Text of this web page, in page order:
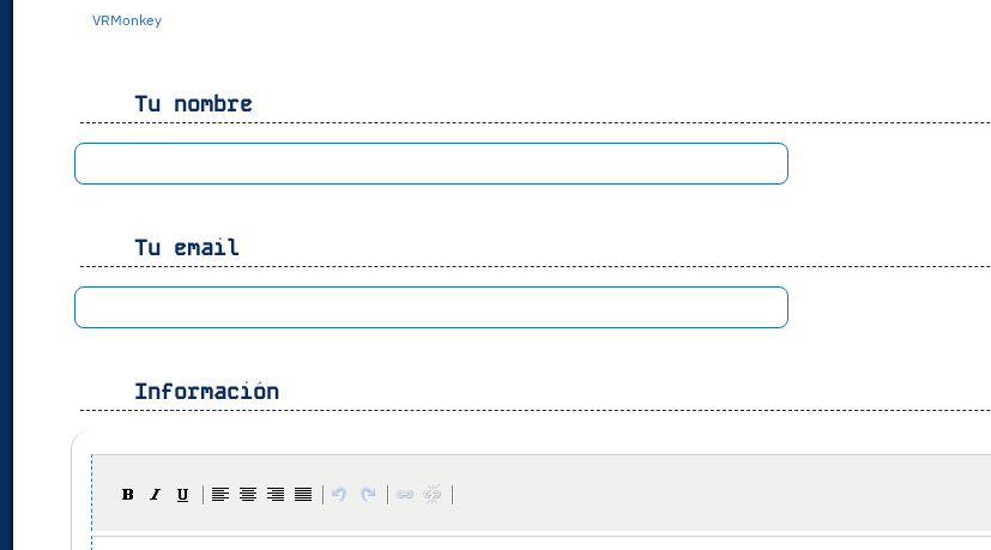
VRMonkey
Tu nombre
Tu email
Información